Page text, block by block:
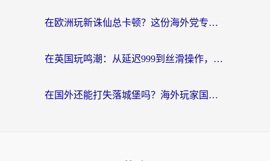
在欧洲玩新诛仙总卡顿？这份海外党专属加速器指南帮你解决延迟难题
在英国玩鸣潮：从延迟999到丝滑操作，我是怎么做到的？
在国外还能打失落城堡吗？海外玩家国服游戏加速终极指南（附北美玩online加速器下载技巧）